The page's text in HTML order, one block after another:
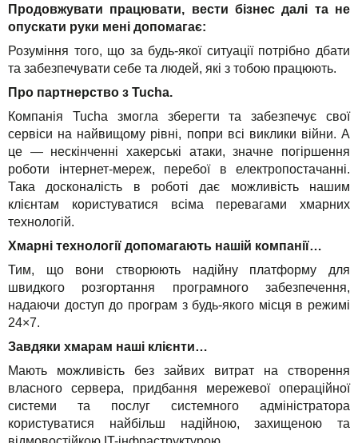
Продовжувати працювати, вести бізнес далі та не
опускати руки мені допомагає:
Розуміння того, що за будь-якої ситуації потрібно дбати
та забезпечувати себе та людей, які з тобою працюють.
Про партнерство з Tucha.
Компанія Tucha змогла зберегти та забезпечує свої
сервіси на найвищому рівні, попри всі виклики війни. А
це — нескінченні хакерські атаки, значне погіршення
роботи інтернет-мереж, перебої в електропостачанні.
Така досконалість в роботі дає можливість нашим
клієнтам користуватися всіма перевагами хмарних
технологій.
Хмарні технології допомагають нашій компанії…
Тим, що вони створюють надійну платформу для
швидкого розгортання програмного забезпечення,
надаючи доступ до програм з будь-якого місця в режимі
24×7.
Завдяки хмарам наші клієнти…
Мають можливість без зайвих витрат на створення
власного сервера, придбання мережевої операційної
системи та послуг системного адміністратора
користуватися найбільш надійною, захищеною та